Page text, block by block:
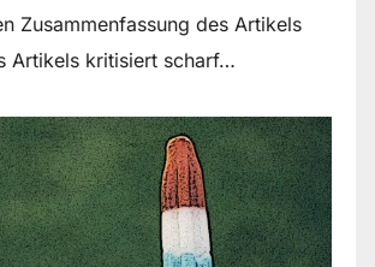
Zusammenfassung des Artikels
Artikels kritisiert scharf…